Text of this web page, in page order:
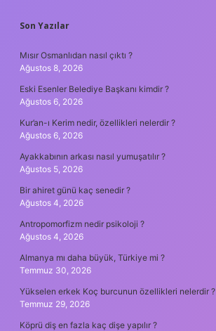
SIDEBAR
Son Yazılar
Mısır Osmanlıdan nasıl çıktı ?
Ağustos 8, 2026
Eski Esenler Belediye Başkanı kimdir ?
Ağustos 6, 2026
Kur’an-ı Kerim nedir, özellikleri nelerdir ?
Ağustos 6, 2026
Ayakkabının arkası nasıl yumuşatılır ?
Ağustos 5, 2026
Bir ahiret günü kaç senedir ?
Ağustos 4, 2026
Antropomorfizm nedir psikoloji ?
Ağustos 4, 2026
Almanya mı daha büyük, Türkiye mi ?
Temmuz 30, 2026
Yükselen erkek Koç burcunun özellikleri nelerdir ?
Temmuz 29, 2026
Köprü diş en fazla kaç dişe yapılır ?